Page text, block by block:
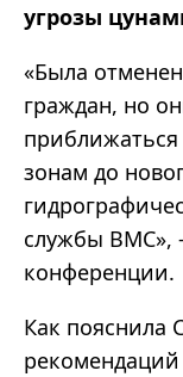
угрозы
«Была
граждан, но
зонам до
службы ВМС»,
конференции.
Как пояснила
рекомендаций